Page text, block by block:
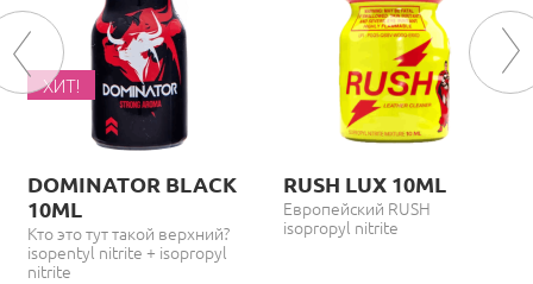
ХИТ!
DOMINATOR BLACK
10ML
Кто это тут такой верхний?
isopentyl nitrite + isopropyl
nitrite
RUSH LUX 10ML
Европейский RUSH
isopropyl nitrite